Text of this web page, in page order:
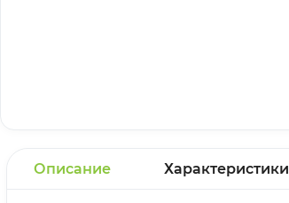
Описание Характеристики